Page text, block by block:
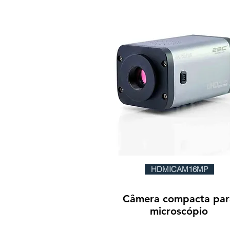
HDMICAM16MP
Câmera compacta
microscópio